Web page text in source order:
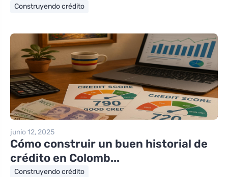
Construyendo crédito
junio 12, 2025
Cómo construir un buen historial de
crédito en Colomb...
Construyendo crédito